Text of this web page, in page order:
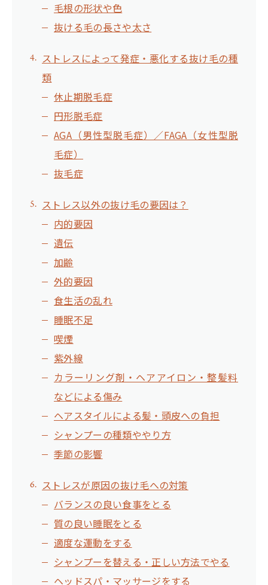
毛根の形状や色
抜ける毛の長さや太さ
ストレスによって発症・悪化する抜け毛の種
類
休止期脱毛症
円形脱毛症
AGA（男性型脱毛症）／FAGA（女性型脱
毛症）
抜毛症
ストレス以外の抜け毛の要因は？
内的要因
遺伝
加齢
外的要因
食生活の乱れ
睡眠不足
喫煙
紫外線
カラーリング剤・ヘアアイロン・整髪料
などによる傷み
ヘアスタイルによる髪・頭皮への負担
シャンプーの種類ややり方
季節の影響
ストレスが原因の抜け毛への対策
バランスの良い食事をとる
質の良い睡眠をとる
適度な運動をする
シャンプーを替える・正しい方法でやる
ヘッドスパ・マッサージをする